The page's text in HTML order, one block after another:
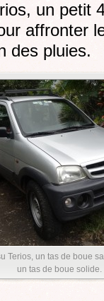
un petit
affronter
des pluies.
Terios, un tas de boue
un tas de boue solide.